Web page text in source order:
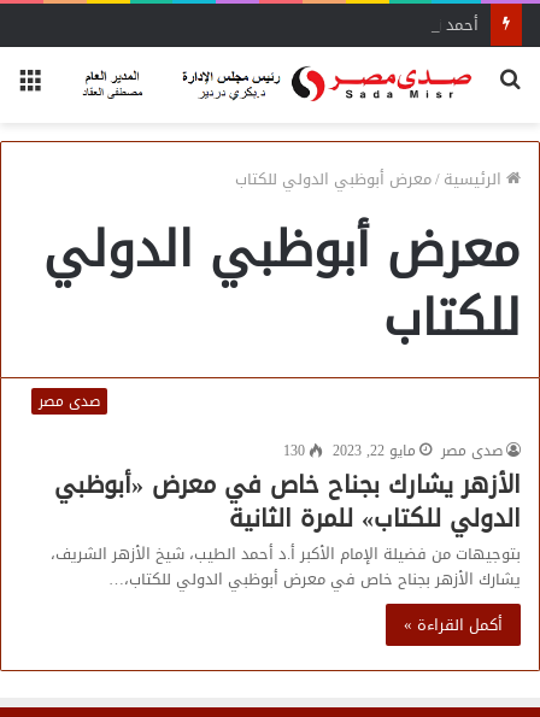
أحمد زكي: مبادرة “مصر تنطلق بالتصدير”
بحث
الرئيسية/معرض أبوظبي الدولي للكتاب
معرض أبوظبي الدولي
للكتاب
صدى مصر
صدى مصر
مايو 22, 2023 130
الأزهر يشارك بجناح خاص في معرض «أبوظبي
الدولي للكتاب» للمرة الثانية
بتوجيهات من فضيلة الإمام الأكبر أ.د أحمد الطيب، شيخ الأزهر الشريف،
يشارك الأزهر بجناح خاص في معرض أبوظبي الدولي للكتاب،…
أكمل القراءة »